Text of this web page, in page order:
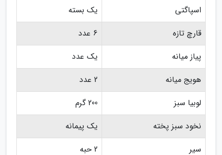
اسپاگتی
یک بسته
قارچ تازه
6 عدد
پیاز میانه
یک عدد
هویج میانه
2 عدد
لوبیا سبز
200 گرم
نخود سبز پخته
یک پیمانه
سیر
2 حبه